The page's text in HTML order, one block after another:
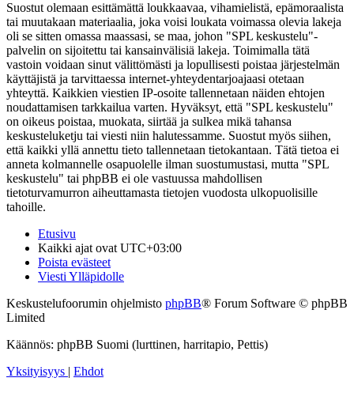
Suostut olemaan esittämättä loukkaavaa, vihamielistä, epämoraalista
tai muutakaan materiaalia, joka voisi loukata voimassa olevia lakeja
oli se sitten omassa maassasi, se maa, johon "SPL keskustelu"-
palvelin on sijoitettu tai kansainvälisiä lakeja. Toimimalla tätä
vastoin voidaan sinut välittömästi ja lopullisesti poistaa järjestelmän
käyttäjistä ja tarvittaessa internet-yhteydentarjoajaasi otetaan
yhteyttä. Kaikkien viestien IP-osoite tallennetaan näiden ehtojen
noudattamisen tarkkailua varten. Hyväksyt, että "SPL keskustelu"
on oikeus poistaa, muokata, siirtää ja sulkea mikä tahansa
keskusteluketju tai viesti niin halutessamme. Suostut myös siihen,
että kaikki yllä annettu tieto tallennetaan tietokantaan. Tätä tietoa ei
anneta kolmannelle osapuolelle ilman suostumustasi, mutta "SPL
keskustelu" tai phpBB ei ole vastuussa mahdollisen
tietoturvamurron aiheuttamasta tietojen vuodosta ulkopuolisille
tahoille.
Etusivu
Kaikki ajat ovat UTC+03:00
Poista evästeet
Viesti Ylläpidolle
Keskustelufoorumin ohjelmisto phpBB® Forum Software © phpBB
Limited
Käännös: phpBB Suomi (lurttinen, harritapio, Pettis)
Yksityisyys | Ehdot